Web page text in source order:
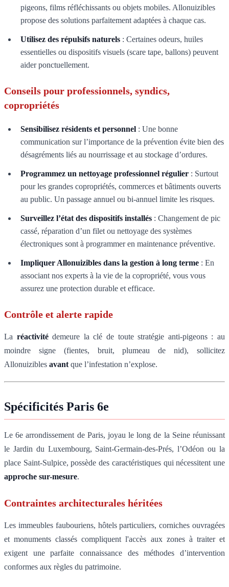
pigeons, films réfléchissants ou objets mobiles. Allonuizibles
propose des solutions parfaitement adaptées à chaque cas.
Utilisez des répulsifs naturels : Certaines odeurs, huiles
essentielles ou dispositifs visuels (scare tape, ballons) peuvent
aider ponctuellement.
Conseils pour professionnels, syndics,
copropriétés
Sensibilisez résidents et personnel : Une bonne
communication sur l’importance de la prévention évite bien des
désagréments liés au nourrissage et au stockage d’ordures.
Programmez un nettoyage professionnel régulier : Surtout
pour les grandes copropriétés, commerces et bâtiments ouverts
au public. Un passage annuel ou bi-annuel limite les risques.
Surveillez l’état des dispositifs installés : Changement de pic
cassé, réparation d’un filet ou nettoyage des systèmes
électroniques sont à programmer en maintenance préventive.
Impliquer Allonuizibles dans la gestion à long terme : En
associant nos experts à la vie de la copropriété, vous vous
assurez une protection durable et efficace.
Contrôle et alerte rapide
La réactivitédemeure la clé de toute stratégie anti-pigeons : au
moindre signe (fientes, bruit, plumeau de nid), sollicitez
Allonuizibles avant que l’infestation n’explose.
Spécificités Paris 6e
Le 6e arrondissement de Paris, joyau le long de la Seine réunissant
le Jardin du Luxembourg, Saint-Germain-des-Prés, l’Odéon ou la
place Saint-Sulpice, possède des caractéristiques qui nécessitent une
approche sur-mesure.
Contraintes architecturales héritées
Les immeubles faubouriens, hôtels particuliers, corniches ouvragées
et monuments classés compliquent l'accès aux zones à traiter et
exigent une parfaite connaissance des méthodes d’intervention
conformes aux règles du patrimoine.